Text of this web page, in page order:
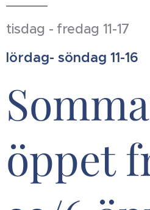
tisdag - fredag 11-17
lördag- söndag 11-16
öppet